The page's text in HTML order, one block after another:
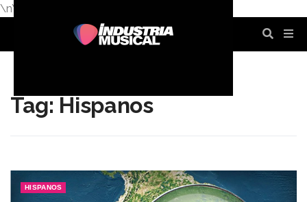
\n\n
Tag: Hispanos
HISPANOS